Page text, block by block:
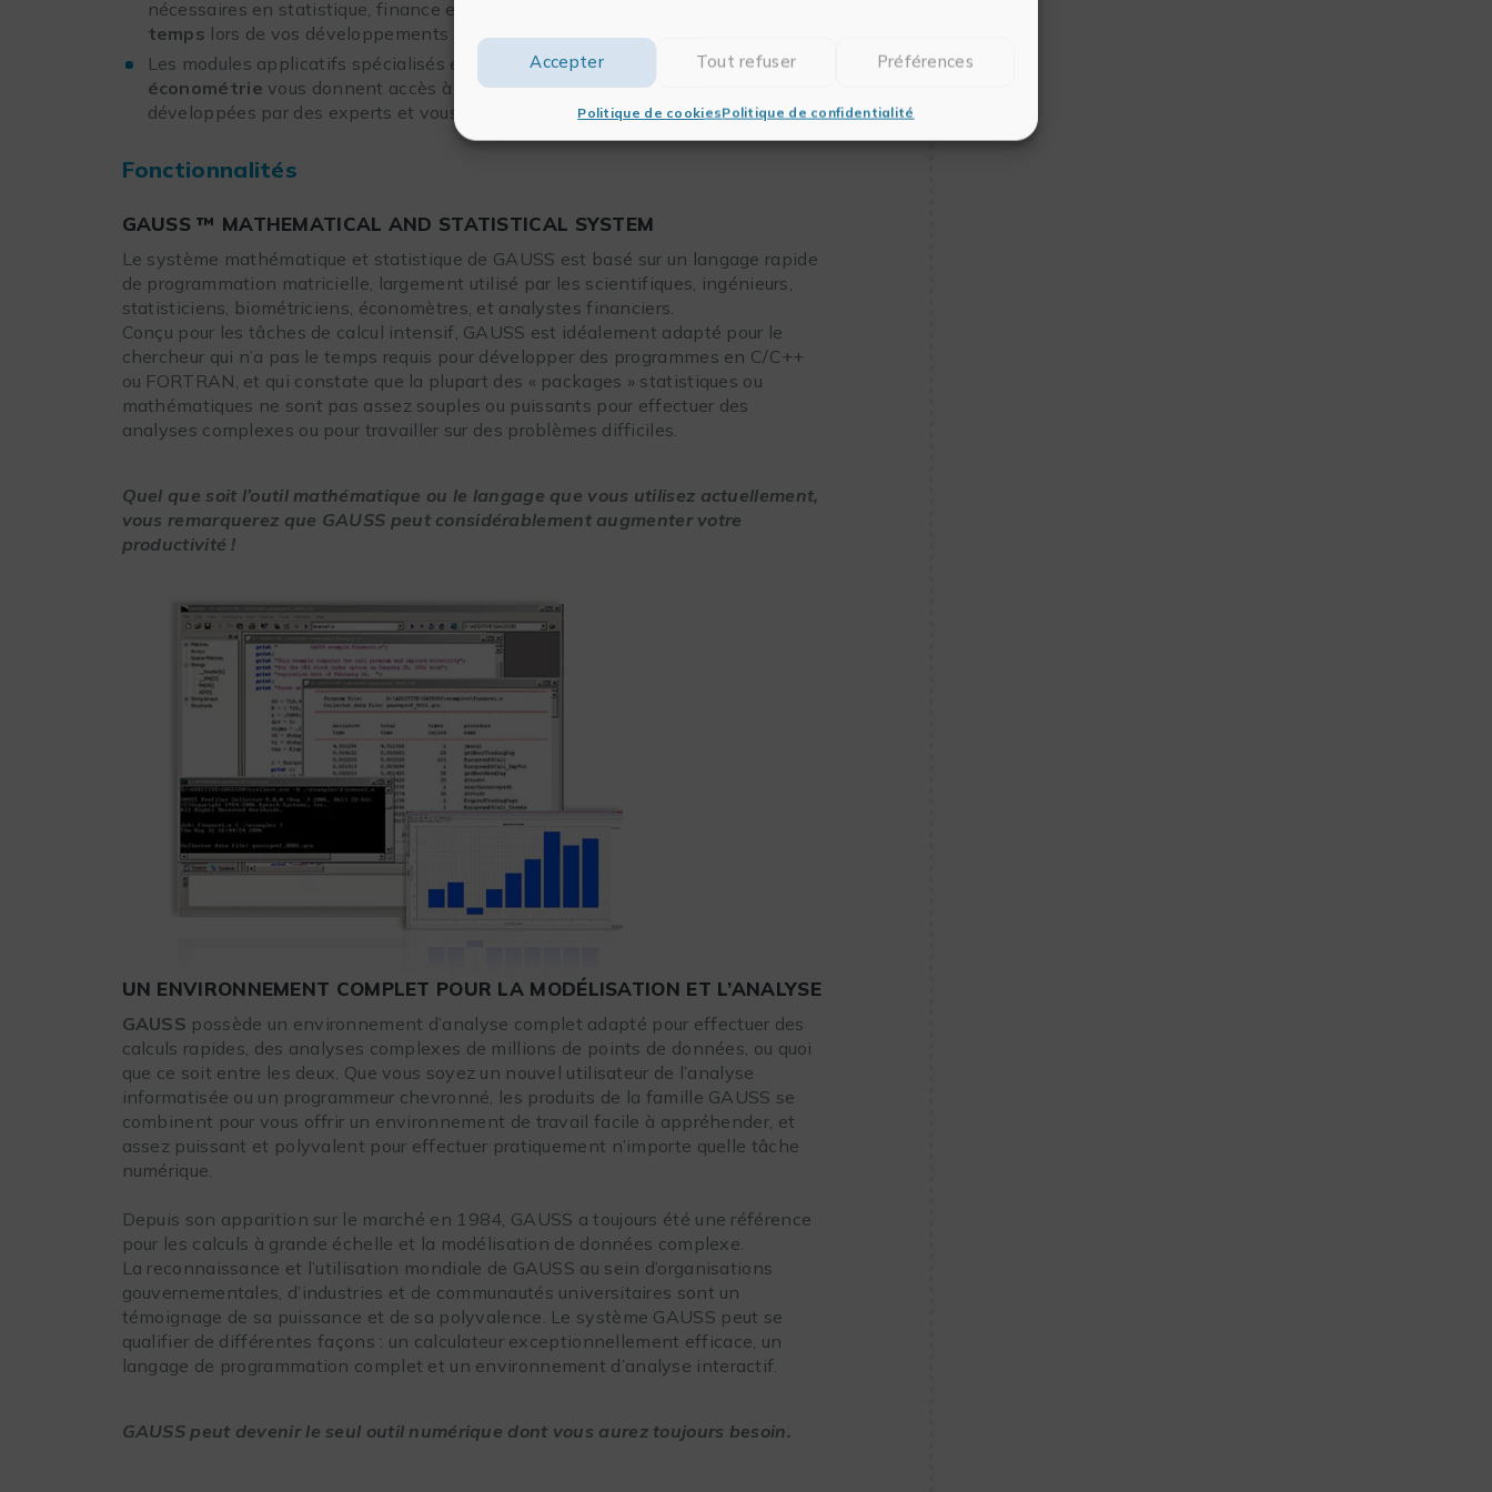
Accepter Tout refuser Préférences
Politique de cookiesPolitique de confidentialité
nécessaires en statistique, finance et économétrie, offrant un
temps lors de vos développements
Les modules applicatifs spécialisés en
statistique, finance et
économétrie vous donnent accès à des techniques de haut niveau
développées par des experts et vous aideront à concevoir vos propres modèles.
Fonctionnalités
GAUSS ™ MATHEMATICAL AND STATISTICAL SYSTEM
Le système mathématique et statistique de GAUSS est basé sur un langage rapide
de programmation matricielle, largement utilisé par les scientifiques, ingénieurs,
statisticiens, biométriciens, économètres, et analystes financiers.
Conçu pour les tâches de calcul intensif, GAUSS est idéalement adapté pour le
chercheur qui n’a pas le temps requis pour développer des programmes en C/C++
ou FORTRAN, et qui constate que la plupart des « packages » statistiques ou
mathématiques ne sont pas assez souples ou puissants pour effectuer des
analyses complexes ou pour travailler sur des problèmes difficiles.
Quel que soit l’outil mathématique ou le langage que vous utilisez actuellement,
vous remarquerez que GAUSS peut considérablement augmenter votre
productivité !
UN ENVIRONNEMENT COMPLET POUR LA MODÉLISATION ET L’ANALYSE
GAUSS possède un environnement d’analyse complet adapté pour effectuer des
calculs rapides, des analyses complexes de millions de points de données, ou quoi
que ce soit entre les deux. Que vous soyez un nouvel utilisateur de l’analyse
informatisée ou un programmeur chevronné, les produits de la famille GAUSS se
combinent pour vous offrir un environnement de travail facile à appréhender, et
assez puissant et polyvalent pour effectuer pratiquement n’importe quelle tâche
numérique.
Depuis son apparition sur le marché en 1984, GAUSS a toujours été une référence
pour les calculs à grande échelle et la modélisation de données complexe.
La reconnaissance et l’utilisation mondiale de GAUSS au sein d’organisations
gouvernementales, d’industries et de communautés universitaires sont un
témoignage de sa puissance et de sa polyvalence. Le système GAUSS peut se
qualifier de différentes façons : un calculateur exceptionnellement efficace, un
langage de programmation complet et un environnement d’analyse interactif.
GAUSS peut devenir le seul outil numérique dont vous aurez toujours besoin.